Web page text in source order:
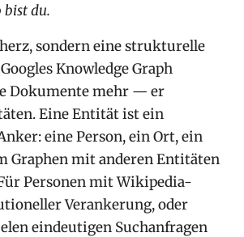
du.
sondern eine strukturelle
Knowledge Graph
Dokumente mehr — er
Eine Entität ist ein
eine Person, ein Ort, ein
Graphen mit anderen Entitäten
Personen mit Wikipedia-
Verankerung, oder
eindeutigen Suchanfragen